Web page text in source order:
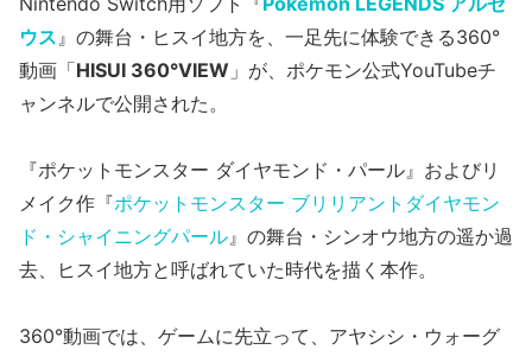
ウス』の舞台・ヒスイ地方を、一足先に体験できる360°
動画「HISUI 360°VIEW 」が、ポケモン公式YouTubeチ
ャンネルで公開された。
『ポケットモンスター ダイヤモンド・パール』およびリ
メイク作『ポケットモンスター ブリリアントダイヤモン
ド・シャイニングパール』の舞台・シンオウ地方の遥か過
去、ヒスイ地方と呼ばれていた時代を描く本作。
360°動画では、ゲームに先立って、アヤシシ・ウォーグ